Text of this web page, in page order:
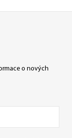
o nových